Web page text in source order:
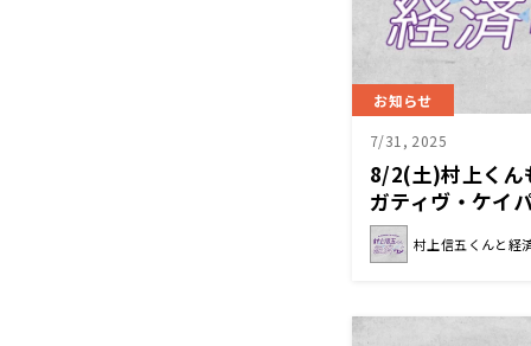
お知らせ
7/31, 2025
8/2(土)村上くん
ガティヴ・ケイ
『村上信五くん
村上信五くんと経